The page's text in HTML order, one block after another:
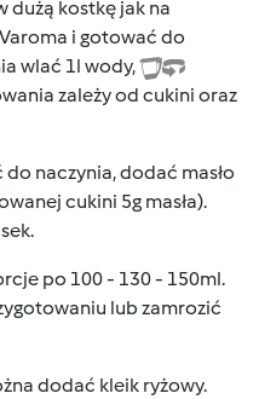
dużą kostkę jak na
i gotować do
wlać 1l wody,
zależy od cukini oraz
naczynia, dodać masło
cukini 5g masła).
po 100 - 130 - 150ml.
lub zamrozić
dodać kleik ryżowy.